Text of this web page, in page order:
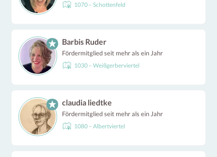
1070 – Schottenfeld
Barbis Ruder
Fördermitglied seit mehr als ein Jahr
1030 – Weißgerberviertel
claudia liedtke
Fördermitglied seit mehr als ein Jahr
1080 – Albertviertel